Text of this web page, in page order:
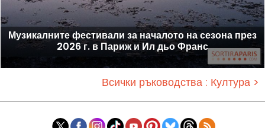
Музикалните фестивали за началото на сезона през
2026 г. в Париж и Ил дьо Франс
Всички ръководства : Култура >